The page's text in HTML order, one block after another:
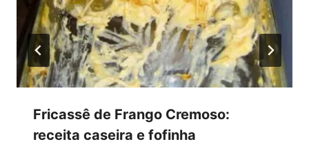
Fricassê de Frango Cremoso:
receita caseira e fofinha